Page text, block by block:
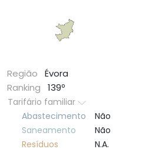
Região
Évora
Ranking
139º
Tarifário familiar
Abastecimento
Não
Saneamento
Não
Resí­duos
N.A.